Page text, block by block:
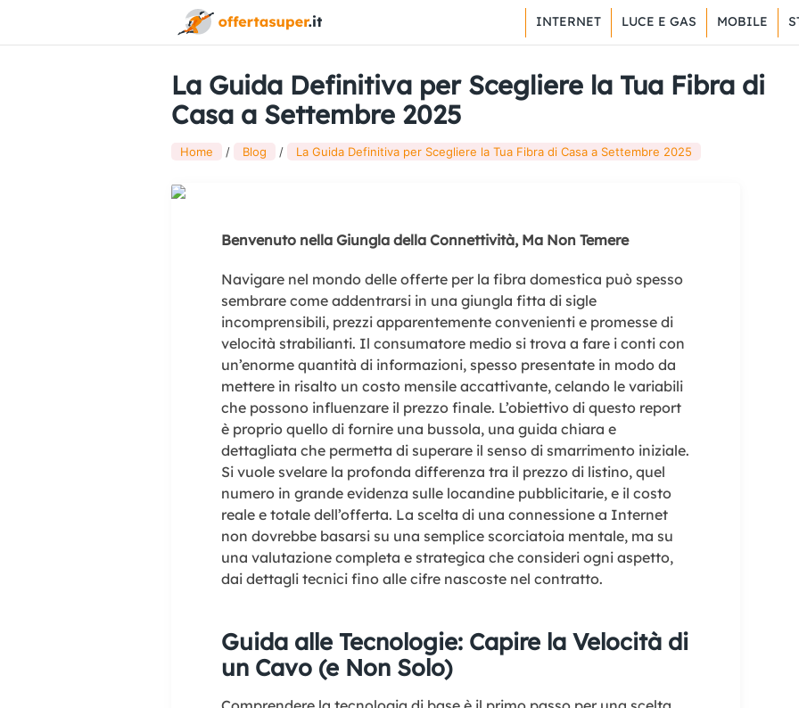
INTERNET LUCE E GAS MOBILE
La Guida Definitiva per Scegliere la Tua Fibra di
Casa a Settembre 2025
Home Blog La Guida Definitiva per Scegliere la Tua Fibra di Casa a Settembre 2025
Benvenuto nella Giungla della Connettività, Ma Non Temere
Navigare nel mondo delle offerte per la fibra domestica può spesso
sembrare come addentrarsi in una giungla fitta di sigle
incomprensibili, prezzi apparentemente convenienti e promesse di
velocità strabilianti. Il consumatore medio si trova a fare i conti con
un’enorme quantità di informazioni, spesso presentate in modo da
mettere in risalto un costo mensile accattivante, celando le variabili
che possono influenzare il prezzo finale. L’obiettivo di questo report
è proprio quello di fornire una bussola, una guida chiara e
dettagliata che permetta di superare il senso di smarrimento iniziale.
Si vuole svelare la profonda differenza tra il prezzo di listino, quel
numero in grande evidenza sulle locandine pubblicitarie, e il costo
reale e totale dell’offerta. La scelta di una connessione a Internet
non dovrebbe basarsi su una semplice scorciatoia mentale, ma su
una valutazione completa e strategica che consideri ogni aspetto,
dai dettagli tecnici fino alle cifre nascoste nel contratto.
Guida alle Tecnologie: Capire la Velocità di
un Cavo (e Non Solo)